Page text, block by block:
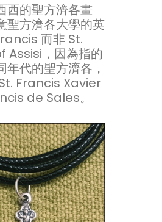
西的聖方濟各畫
聖方濟各大學的英
而非 St.
Assisi，因為指的
年代的聖方濟各，
Francis Xavier
de Sales。